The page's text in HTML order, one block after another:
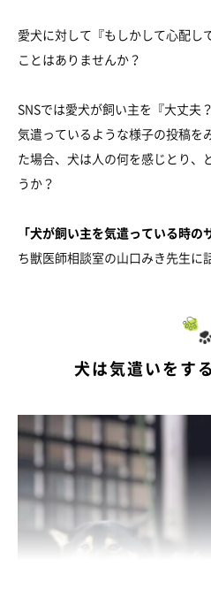
愛犬に対して『もしかして心配し
ことはありませんか？
SNSでは愛犬が飼い主を『大丈夫
気遣っているような様子の投稿を
た場合、犬は人の何を感じとり、
うか？
「犬が飼い主を気遣っている時の
ち獣医師相談室の山口みき先生に
犬は気遣いをす